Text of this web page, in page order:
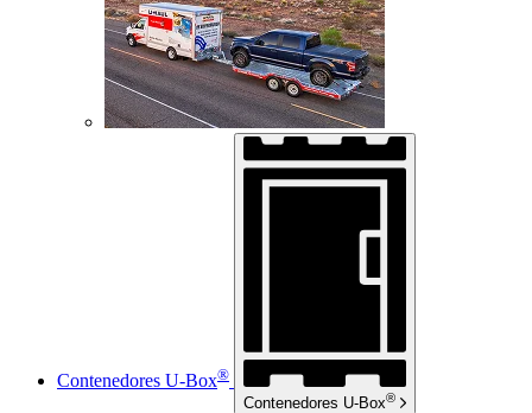
Contenedores U-Box®
Contenedores U-Box®